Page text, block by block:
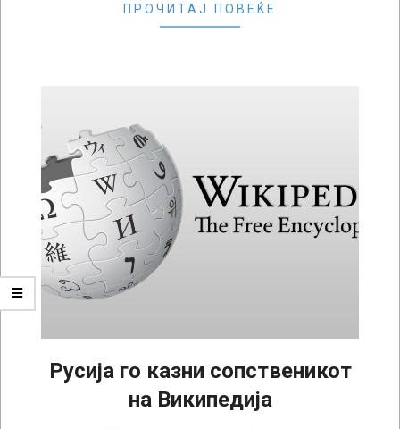
ПРОЧИТАЈ ПОВЕЌЕ
Русија го казни сопственикот
на Википедија